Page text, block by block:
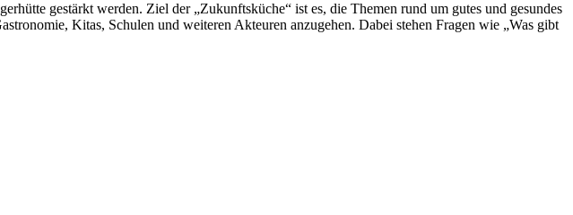
gestärkt werden. Ziel der „Zukunftsküche“ ist es, die Themen rund um gutes und gesundes
Kitas, Schulen und weiteren Akteuren anzugehen. Dabei stehen Fragen wie „Was gibt